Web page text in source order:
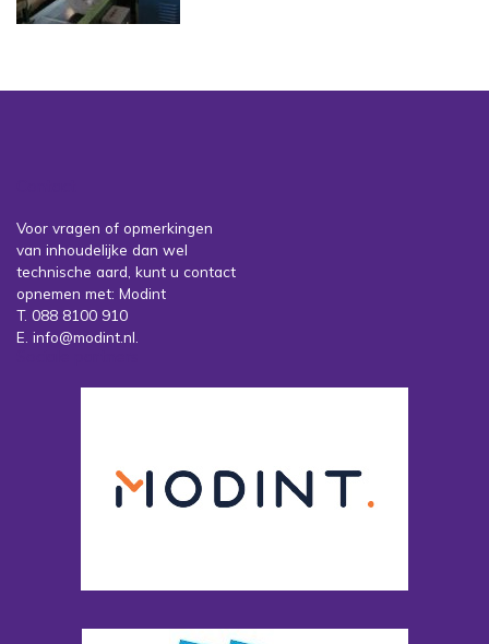
Voor vragen of opmerkingen
van inhoudelijke dan wel
technische aard, kunt u contact
opnemen met: Modint
T. 088 8100 910
E. info@modint.nl.